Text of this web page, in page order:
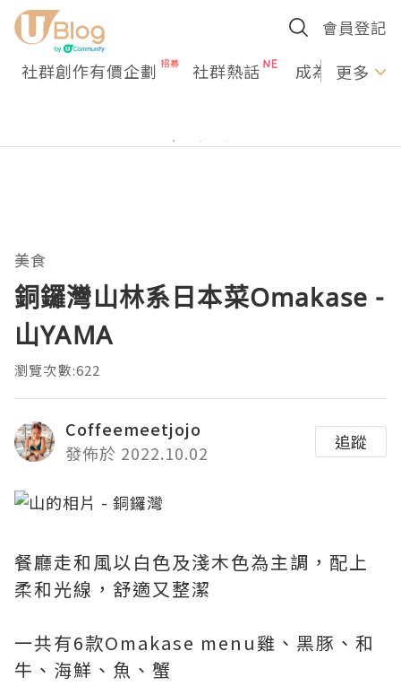
會員登記
社群創作有價企劃 社群熱話 成為U更多
美食
銅鑼灣山林系日本菜Omakase -
山YAMA
瀏覽次數:622
Coffeemeetjojo
發佈於 2022.10.02
追蹤
餐廳走和風以白色及淺木色為主調，配上
柔和光線，舒適又整潔
一共有6款Omakase menu雞、黑豚、和
牛、海鮮、魚、蟹